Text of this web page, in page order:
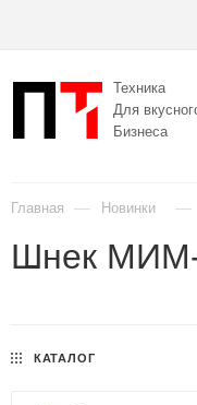
Техника
Для
Бизнеса
Главная — Новинки —
Шнек МИМ-
КАТАЛОГ